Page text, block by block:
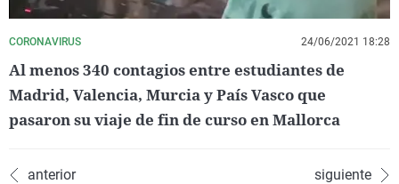
CORONAVIRUS 24/06/2021 18:28
Al menos 340 contagios entre estudiantes de
Madrid, Valencia, Murcia y País Vasco que
pasaron su viaje de fin de curso en Mallorca
anterior siguiente